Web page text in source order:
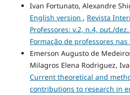
Ivan Fortunato, Alexandre
English version , Revista
Professores: v.2, n.4, out./
Formação de professores
Emerson Augusto de
Milagros Elena Rodriguez,
Current theoretical and
contributions to research in